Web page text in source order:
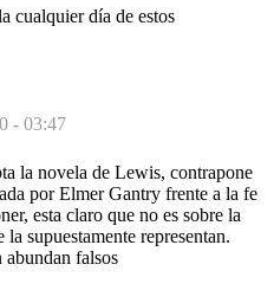
cualquier día de estos
- 03:47
la novela de Lewis, contrapone
por Elmer Gantry frente a la fe
esta claro que no es sobre la
supuestamente representan.
abundan falsos